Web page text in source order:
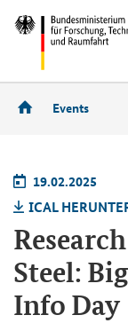
Events
19.02.2025
ICAL
Steel:
Info Day